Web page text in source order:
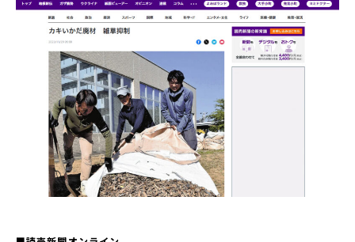
私たちについて
MISSION